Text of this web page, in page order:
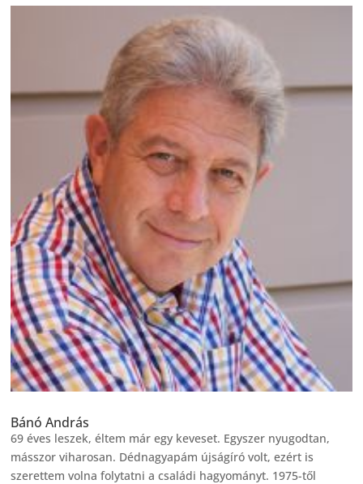
Bánó András
69 éves leszek, éltem már egy keveset. Egyszer nyugodtan,
másszor viharosan. Dédnagyapám újságíró volt, ezért is
szerettem volna folytatni a családi hagyományt. 1975-től